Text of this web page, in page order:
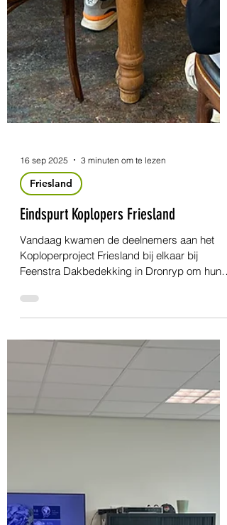
Eindspurt Koplopers Friesland
Vandaag kwamen de deelnemers aan het